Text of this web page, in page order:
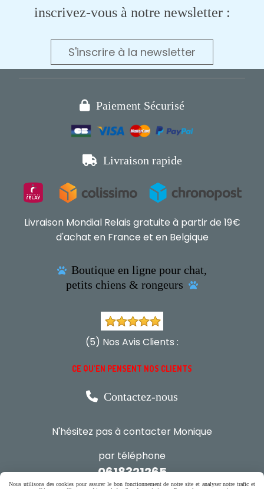
inscrivez-vous à notre newsletter :
S'inscrire à la newsletter
 Paiement Sécurisé
 Livraison rapide
Livraison Mondial Relais gratuite à partir de 19€
d'achat en France et en Belgique
 Boutique en ligne pour chat,
petits chiens & rongeurs

(5) Nos Avis Clients :
CE QU'EN PENSENT NOS CLIENTS
 Contactez-nous
N'hésitez pas à contacter Monique
par téléphone
0618321265
Nous utilisons des cookies pour assurer le bon fonctionnement de notre site et analyser notre trafic et